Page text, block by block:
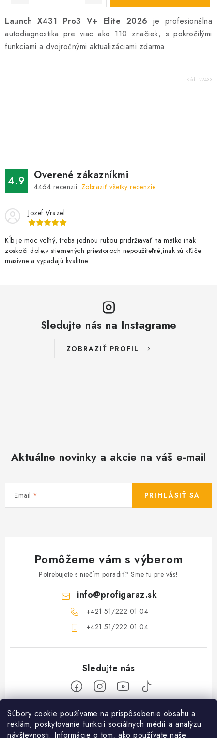
Súbory cookie používame na prispôsobenie obsahu a
reklám, poskytovanie funkcií sociálnych médií a analýzu
návštevnosti. Informácie o tom, ako používate naše
Launch X431 Pro3 V+ Elite 2026 je profesionálna
autodiagnostika pre viac ako 110 značiek, s pokročilými
funkciami a dvojročnými aktualizáciami zdarma.
Kód: 22433
á
d
a
c
e
r
v
k
4.9 Overené zákazníkmi
4464 recenzií. Zobraziť všetky recenzie
Jozef Vrazel
Kĺb je moc voľný, treba jednou rukou pridržiavať na matke inak
zoskoči dole,v stiesnených priestoroch nepoužiteľné,inak sú kľúče
masívne a vypadajú kvalitne
Sledujte nás na Instagrame
ZOBRAZIŤ PROFIL
Aktuálne novinky a akcie na váš e-mail
Email PRIHLÁSIŤ SA
Pomôžeme vám s výberom
Potrebujete s niečím poradiť? Sme tu pre vás!
info@profigaraz.sk
+421 51/222 01 04
+421 51/222 01 04